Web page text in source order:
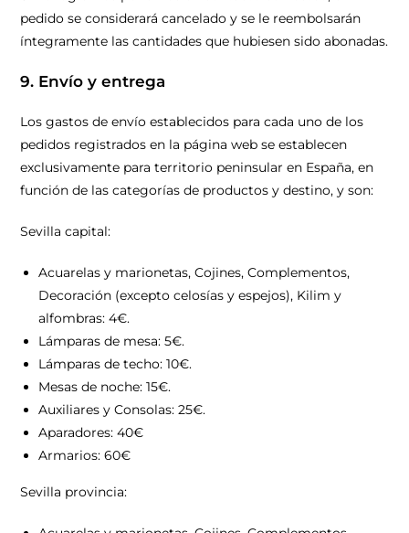
pedido se considerará cancelado y se le reembolsarán
íntegramente las cantidades que hubiesen sido abonadas.
9. Envío y entrega
Los gastos de envío establecidos para cada uno de los
pedidos registrados en la página web se establecen
exclusivamente para territorio peninsular en España, en
función de las categorías de productos y destino, y son:
Sevilla capital:
Acuarelas y marionetas, Cojines, Complementos,
Decoración (excepto celosías y espejos), Kilim y
alfombras: 4€.
Lámparas de mesa: 5€.
Lámparas de techo: 10€.
Mesas de noche: 15€.
Auxiliares y Consolas: 25€.
Aparadores: 40€
Armarios: 60€
Sevilla provincia: